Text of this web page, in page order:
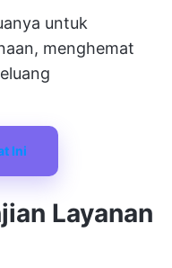
untuk
menghemat
Ini
Layanan